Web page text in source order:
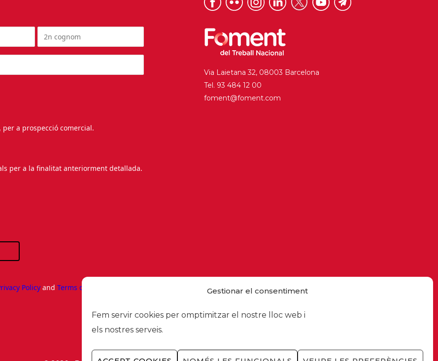
Gestionar el consentiment
Fem servir cookies per omptimitzar el nostre lloc web i
els nostres serveis.
a prospecció comercial.
per a la finalitat anteriorment detallada.
Policy andTerms of Service
Via Laietana 32, 08003 Barcelona
Tel. 93 484 12 00
foment@foment.com